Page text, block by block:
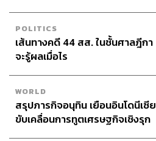
POLITICS
เส้นทางคดี 44 สส. ในชั้นศาลฎีกา
จะรู้ผลเมื่อไร
WORLD
สรุปภารกิจอนุทิน เยือนอินโดนีเซีย
ขับเคลื่อนการทูตเศรษฐกิจเชิงรุก